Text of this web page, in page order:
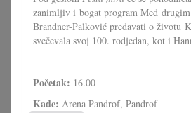
zanimljiv i bogat program Med
Brandner-Palković predavati o životu
svečevala svoj 100. rodjedan, kot i
Početak: 16.00
Kade: Arena Pandrof, Pandrof